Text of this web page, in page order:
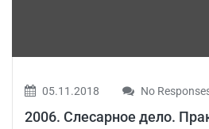
05.11.2018 No
2006. Слесарное дело.